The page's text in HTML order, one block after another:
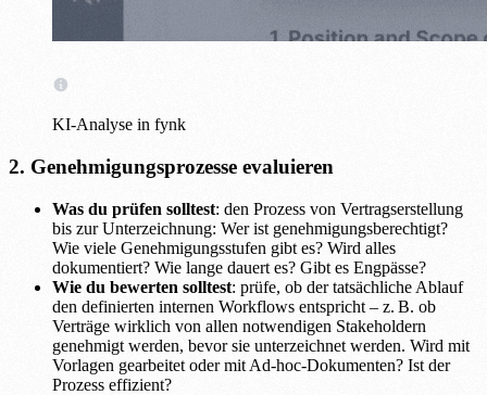
KI-Analyse in fynk
2. Genehmigungsprozesse evaluieren
Was du prüfen solltest: den Prozess von Vertragserstellung
bis zur Unterzeichnung: Wer ist genehmigungsberechtigt?
Wie viele Genehmigungsstufen gibt es? Wird alles
dokumentiert? Wie lange dauert es? Gibt es Engpässe?
Wie du bewerten solltest: prüfe, ob der tatsächliche Ablauf
den definierten internen Workflows entspricht – z. B. ob
Verträge wirklich von allen notwendigen Stakeholdern
genehmigt werden, bevor sie unterzeichnet werden. Wird mit
Vorlagen gearbeitet oder mit Ad-hoc-Dokumenten? Ist der
Prozess effizient?